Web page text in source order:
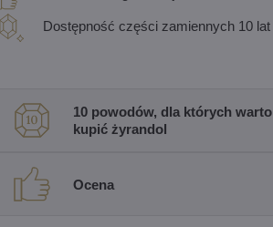
Dostępność części zamiennych 10 lat
10 powodów, dla których warto
kupić żyrandol
Ocena